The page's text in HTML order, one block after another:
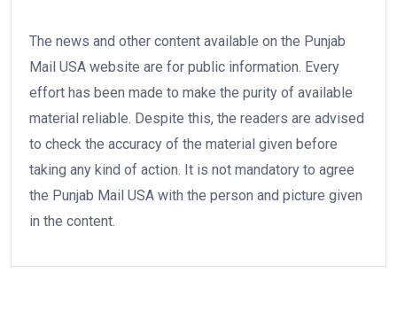
The news and other content available on the Punjab
Mail USA website are for public information. Every
effort has been made to make the purity of available
material reliable. Despite this, the readers are advised
to check the accuracy of the material given before
taking any kind of action. It is not mandatory to agree
the Punjab Mail USA with the person and picture given
in the content.